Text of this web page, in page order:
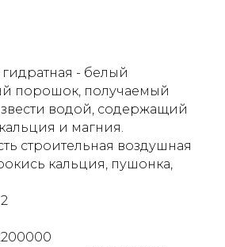
гидратная - белый
порошок, получаемый
водой, содержащий
и магния.
строительная воздушная
кальция, пушонка,